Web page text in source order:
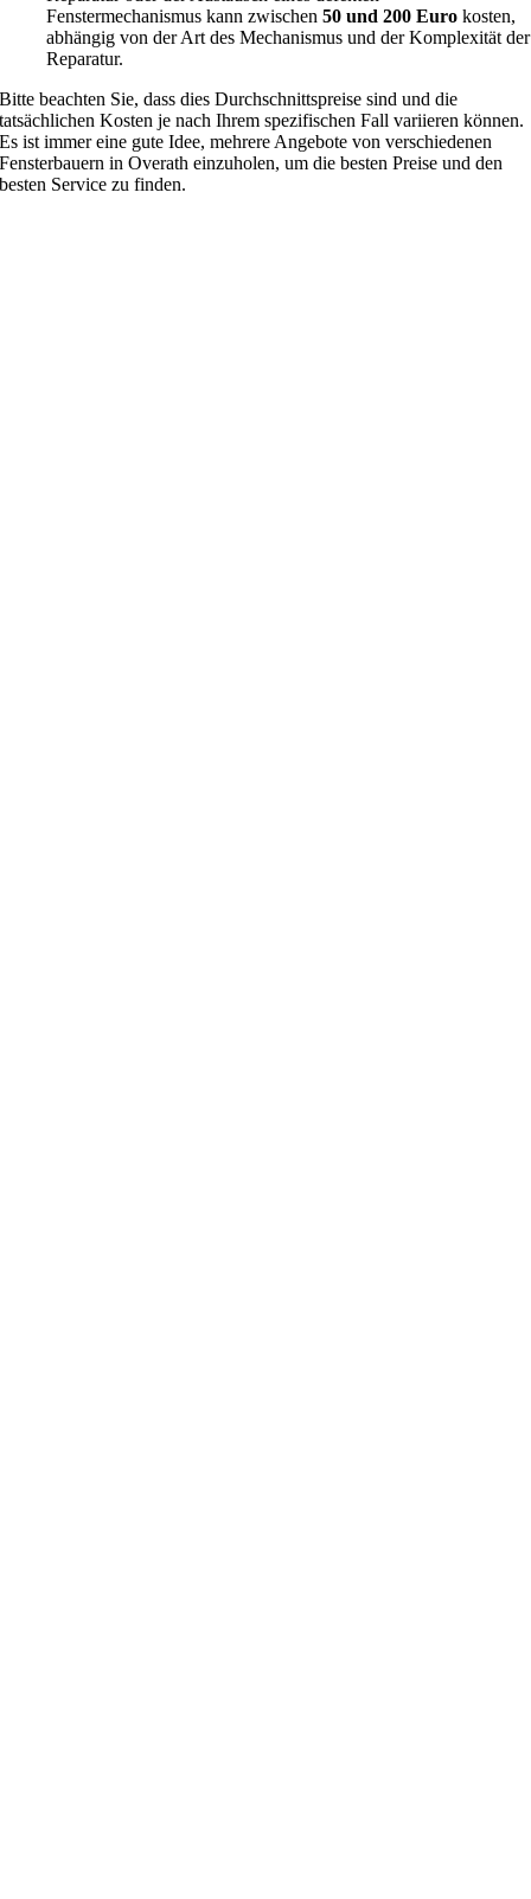
Fenstermechanismus kann zwischen50 und 200 Euro kosten,
abhängig von der Art des Mechanismus und der Komplexität der
Reparatur.
Bitte beachten Sie, dass dies Durchschnittspreise sind und die
tatsächlichen Kosten je nach Ihrem spezifischen Fall variieren können.
Es ist immer eine gute Idee, mehrere Angebote von verschiedenen
Fensterbauern in Overath einzuholen, um die besten Preise und den
besten Service zu finden.